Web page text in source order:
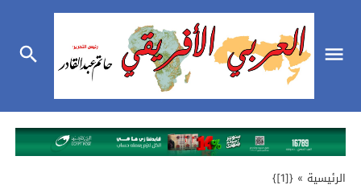
الرئيسية »
{[1]}